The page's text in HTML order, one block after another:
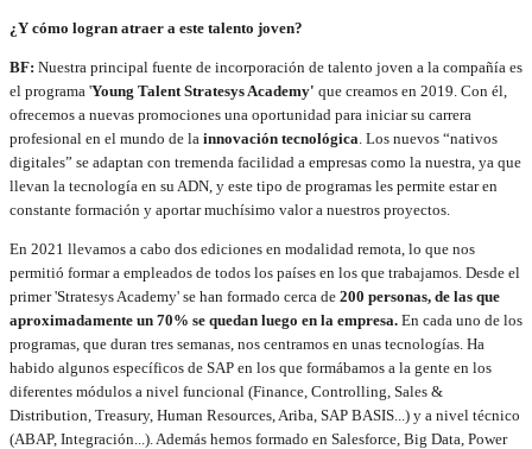
¿Y cómo logran atraer a este talento joven?
BF: Nuestra principal fuente de incorporación de talento joven a la compañía es
el programa 'Young Talent Stratesys Academy' que creamos en 2019. Con él,
ofrecemos a nuevas promociones una oportunidad para iniciar su carrera
profesional en el mundo de la innovación tecnológica. Los nuevos “nativos
digitales” se adaptan con tremenda facilidad a empresas como la nuestra, ya que
llevan la tecnología en su ADN, y este tipo de programas les permite estar en
constante formación y aportar muchísimo valor a nuestros proyectos.
En 2021 llevamos a cabo dos ediciones en modalidad remota, lo que nos
permitió formar a empleados de todos los países en los que trabajamos. Desde el
primer 'Stratesys Academy' se han formado cerca de 200 personas, de las que
aproximadamente un 70% se quedan luego en la empresa. En cada uno de los
programas, que duran tres semanas, nos centramos en unas tecnologías. Ha
habido algunos específicos de SAP en los que formábamos a la gente en los
diferentes módulos a nivel funcional (Finance, Controlling, Sales &
Distribution, Treasury, Human Resources, Ariba, SAP BASIS...) y a nivel técnico
(ABAP, Integración...). Además hemos formado en Salesforce, Big Data, Power